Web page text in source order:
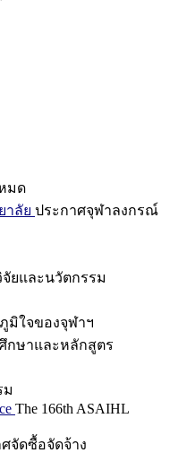
มด
าลัย ประกาศจุฬาลงกรณ์
จัยและนวัตกรรม
มิใจของจุฬาฯ
กษาและหลักสูตร
ม
The 166th ASAIHL
จัดซื้อจัดจ้าง